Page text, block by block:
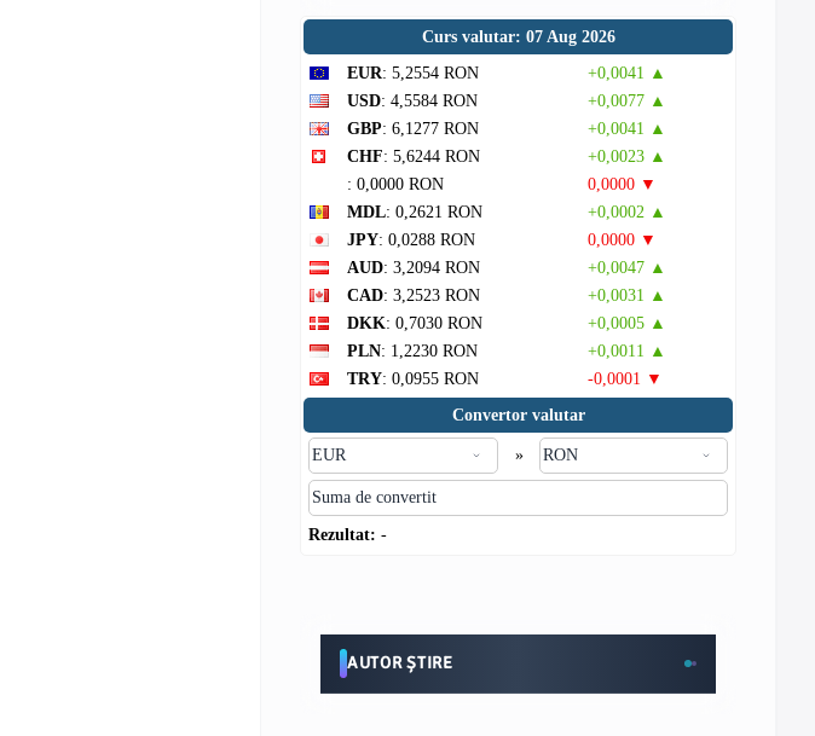
Curs valutar: 07 Aug 2026
EUR: 5,2554 RON
+0,0041 ▲
USD: 4,5584 RON
+0,0077 ▲
GBP: 6,1277 RON
+0,0041 ▲
CHF: 5,6244 RON
+0,0023 ▲
: 0,0000 RON
0,0000 ▼
MDL: 0,2621 RON
+0,0002 ▲
JPY: 0,0288 RON
0,0000 ▼
AUD: 3,2094 RON
+0,0047 ▲
CAD: 3,2523 RON
+0,0031 ▲
DKK: 0,7030 RON
+0,0005 ▲
PLN: 1,2230 RON
+0,0011 ▲
TRY: 0,0955 RON
-0,0001 ▼
Convertor valutar
»
Rezultat: -
AUTOR ȘTIRE